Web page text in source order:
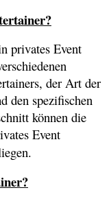
privates Event
der Art der
den spezifischen
können die
Event